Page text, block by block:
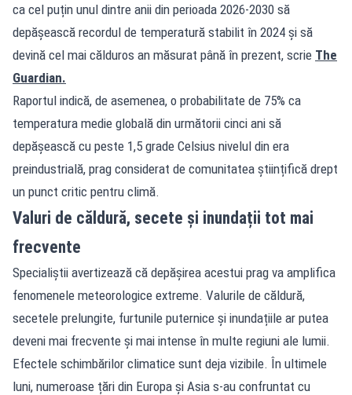
ca cel puțin unul dintre anii din perioada 2026-2030 să
depășească recordul de temperatură stabilit în 2024 și să
devină cel mai călduros an măsurat până în prezent, scrie The
Guardian.
Raportul indică, de asemenea, o probabilitate de 75% ca
temperatura medie globală din următorii cinci ani să
depășească cu peste 1,5 grade Celsius nivelul din era
preindustrială, prag considerat de comunitatea științifică drept
un punct critic pentru climă.
Valuri de căldură, secete și inundații tot mai
frecvente
Specialiștii avertizează că depășirea acestui prag va amplifica
fenomenele meteorologice extreme. Valurile de căldură,
secetele prelungite, furtunile puternice și inundațiile ar putea
deveni mai frecvente și mai intense în multe regiuni ale lumii.
Efectele schimbărilor climatice sunt deja vizibile. În ultimele
luni, numeroase țări din Europa și Asia s-au confruntat cu